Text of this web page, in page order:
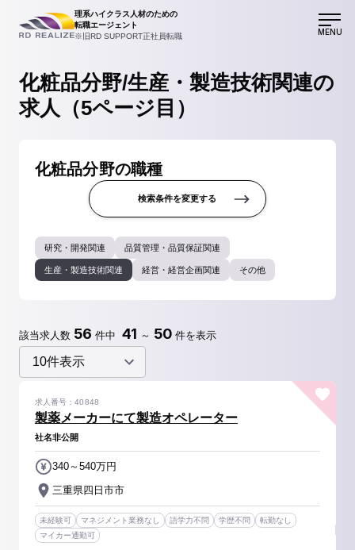
理系ハイクラス人材のための
転職エージェント
※旧RD SUPPORT正社員転職
MENU
化粧品分野/生産・製造技術関連の
求人（5ページ目）
化粧品分野の職種
検索条件を変更する
研究・開発関連 品質管理・品質保証関連
生産・製造技術関連 経営・経営企画関連 その他
該当求人数 56 件中 41 ～ 50 件を表示
製薬メーカーにて製造オペレーター
求人番号：40848
社名非公開
三重県四日市市
340～540万円
未経験可 マネジメント業務なし 語学力不問 学歴不問
転勤なし
マイカー通勤可